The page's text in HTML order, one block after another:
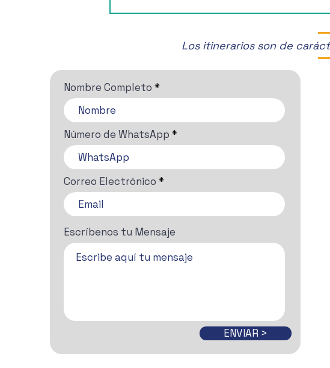
Los itinerarios son de
Nombre Completo
Número de WhatsApp
Correo Electrónico
Escríbenos tu Mensaje
ENVIAR >